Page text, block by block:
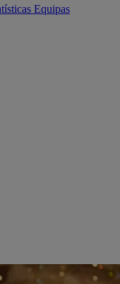
Equipas